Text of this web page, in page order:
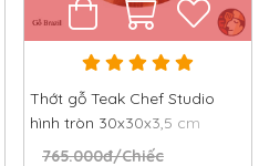
Thớt gỗ Teak Chef Studio
hình tròn 30x30x3,5 cm
765.000đ/Chiếc